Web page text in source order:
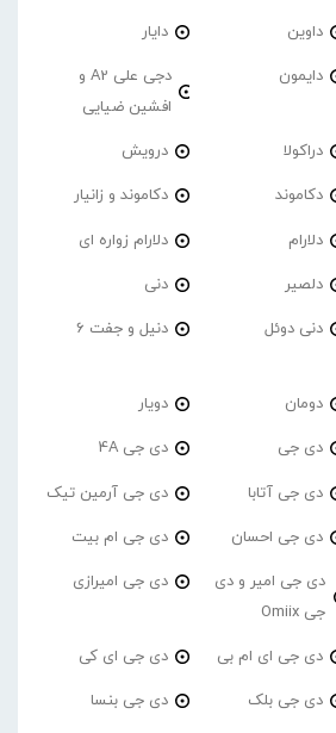
داوین دایار
دایمون
دجی علی A2 و
افشین ضیایی
دراکولا درویش
دکاموند دکاموند و زانیار
دلارام دلارام زواره ای
دلصیر دنی
دنی دوئل دنیل و جفت 6
دومان دویار
دی جی دی جی 4A
دی جی آتابا دی جی آرمین تیک
دی جی احسان دی جی ام بیت
دی جی امیر و دی
جی Omiix
دی جی امیرازی
دی جی ای ام بی دی جی ای کی
دی جی بلک دی جی بنسا